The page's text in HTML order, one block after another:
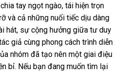
tay ngọt ngào, tái hiện trọn
và cả những nuối tiếc dịu dàng
hát, sự cộng hưởng giữa tư duy
giả cùng phong cách trình diễn
nhóm đã tạo nên một giai điệu
bỉ. Nếu bạn đang muốn tìm lại